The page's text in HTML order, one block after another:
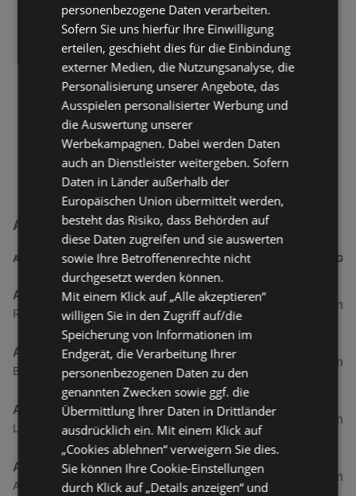
ABC SCHUH-CENTER Filialen in der Nähe
ADRESSE ENTFERNUNG
ABC SCHUH-CENTER
Rajen 1, 26817 Rhauderfehn
78,48 km
ABC SCHUH-CENTER
Bahnhofstraße 16, 26655 Westerstede
91,46 km
ABC SCHUH-CENTER
Langenhof 19, 26160 Bad Zwischenahn
99,61 km
ABC SCHUH-CENTER
Am Alten Hafen 22, 26169 Friesoythe
101,07 km
personenbezogene Daten verarbeiten.
Sofern Sie uns hierfür Ihre Einwilligung
erteilen, geschieht dies für die Einbindung
externer Medien, die Nutzungsanalyse, die
Personalisierung unserer Angebote, das
Ausspielen personalisierter Werbung und
die Auswertung unserer
Werbekampagnen. Dabei werden Daten
auch an Dienstleister weitergeben. Sofern
Daten in Länder außerhalb der
Europäischen Union übermittelt werden,
besteht das Risiko, dass Behörden auf
diese Daten zugreifen und sie auswerten
sowie Ihre Betroffenenrechte nicht
durchgesetzt werden können.
Mit einem Klick auf „Alle akzeptieren“
willigen Sie in den Zugriff auf/die
Speicherung von Informationen im
Endgerät, die Verarbeitung Ihrer
personenbezogenen Daten zu den
genannten Zwecken sowie ggf. die
Übermittlung Ihrer Daten in Drittländer
ausdrücklich ein. Mit einem Klick auf
„Cookies ablehnen“ verweigern Sie dies.
Sie können Ihre Cookie-Einstellungen
durch Klick auf „Details anzeigen“ und